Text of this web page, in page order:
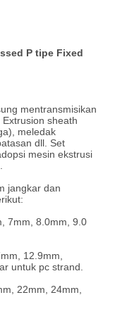
P tipe Fixed
mentransmisikan
sheath
meledak
dll. Set
mesin ekstrusi
jangkar dan
7mm, 8.0mm, 9.0
12.9mm,
untuk pc strand.
22mm, 24mm,